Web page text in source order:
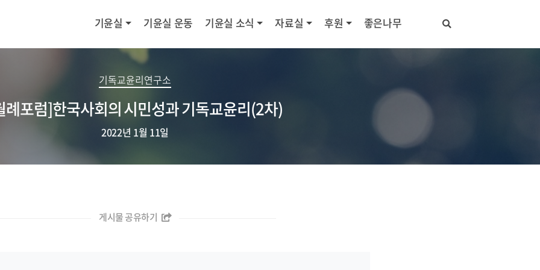
기윤실 기윤실 운동 기윤실 소식 자료실 후원 좋은나무
기독교윤리연구소
례포럼]한국사회의 시민성과 기독교윤리(2차)
2022년 1월 11일
게시물 공유하기